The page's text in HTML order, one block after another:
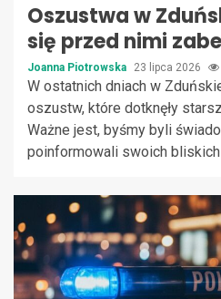
Oszustwa w
się przed nimi
Joanna Piotrowska 23 lipca 2026
W ostatnich dniach w
oszustw, które dotknęły
Ważne jest, byśmy byli
poinformowali swoich bliskich